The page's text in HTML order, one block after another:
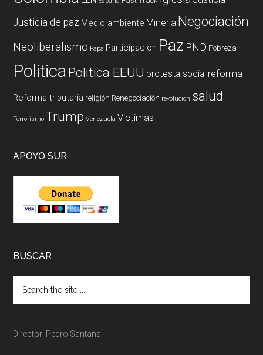
Justicia de paz Medio ambiente Mineria Negociación
Neoliberalismo Papa Participación Paz PND Pobreza
PoliticaPolitica EEUU protesta social reforma
Reforma tributaria religión Renegociación revolucion salud
Terrorismo Trump Venezuela Victimas
APOYO SUR
BUSCAR
Director: Pedro Santana